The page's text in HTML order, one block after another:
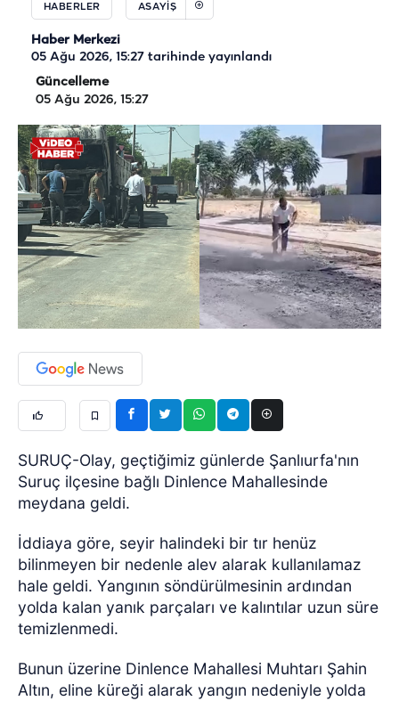
HABERLER ASAYIŞ
Haber Merkezi
05 Ağu 2026, 15:27 tarihinde yayınlandı
Güncelleme
05 Ağu 2026, 15:27
SURUÇ-Olay, geçtiğimiz günlerde Şanlıurfa'nın
Suruç ilçesine bağlı Dinlence Mahallesinde
meydana geldi.
İddiaya göre, seyir halindeki bir tır henüz
bilinmeyen bir nedenle alev alarak kullanılamaz
hale geldi. Yangının söndürülmesinin ardından
yolda kalan yanık parçaları ve kalıntılar uzun süre
temizlenmedi.
Bunun üzerine Dinlence Mahallesi Muhtarı Şahin
Altın, eline küreği alarak yangın nedeniyle yolda